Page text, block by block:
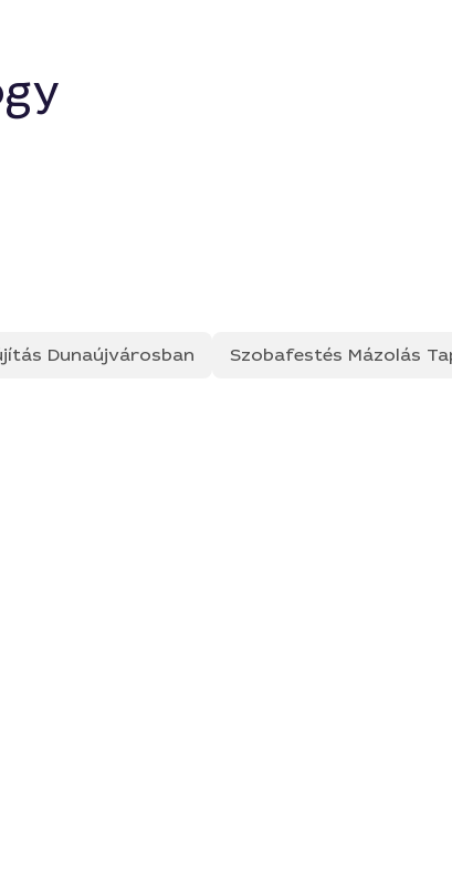
Dunaújvárosban Szobafestés Mázolás